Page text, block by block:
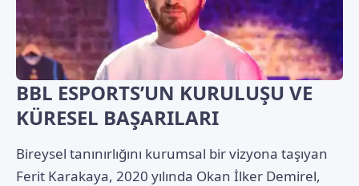
BBL ESPORTS’UN KURULUŞU VE
KÜRESEL BAŞARILARI
Bireysel tanınırlığını kurumsal bir vizyona taşıyan
Ferit Karakaya, 2020 yılında Okan İlker Demirel,